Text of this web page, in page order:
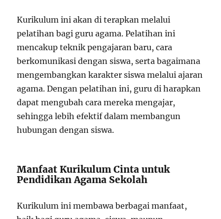
Kurikulum ini akan di terapkan melalui
pelatihan bagi guru agama. Pelatihan ini
mencakup teknik pengajaran baru, cara
berkomunikasi dengan siswa, serta bagaimana
mengembangkan karakter siswa melalui ajaran
agama. Dengan pelatihan ini, guru di harapkan
dapat mengubah cara mereka mengajar,
sehingga lebih efektif dalam membangun
hubungan dengan siswa.
Manfaat Kurikulum Cinta untuk
Pendidikan Agama Sekolah
Kurikulum ini membawa berbagai manfaat,